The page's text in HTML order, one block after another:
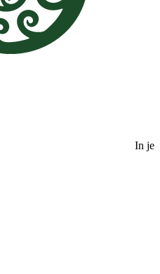
In je